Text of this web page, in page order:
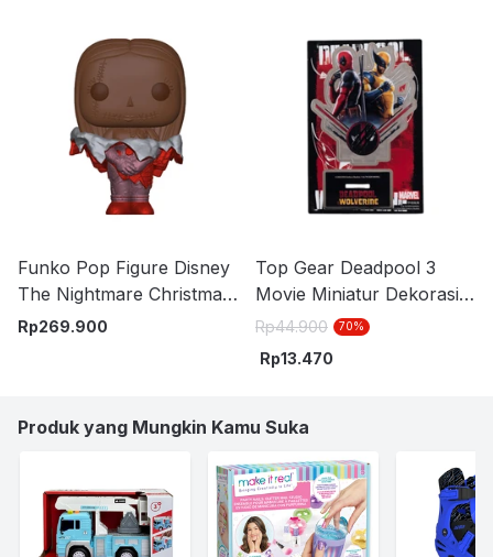
Funko Pop Figure Disney
The Nightmare Christmas
Sally FUN76223
Rp269.900
Top Gear Deadpool 3
Movie Miniatur Dekorasi
Stand Akrilik S12 - Mix
Rp44.900 70%
Rp13.470
Produk yang Mungkin Kamu Suka